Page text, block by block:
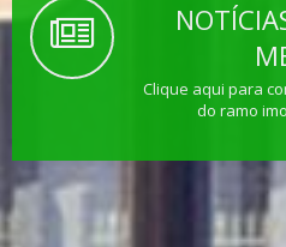
Clique aqui para
do ramo